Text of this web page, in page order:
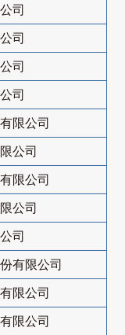
司
司
司
司
限公司
公司
限公司
公司
司
有限公司
限公司
限公司